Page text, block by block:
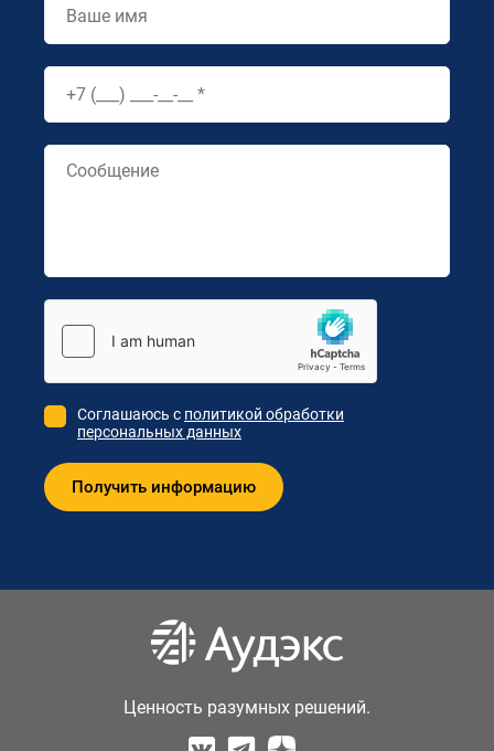
Соглашаюсь с политикой обработки
персональных данных
Ценность разумных решений.